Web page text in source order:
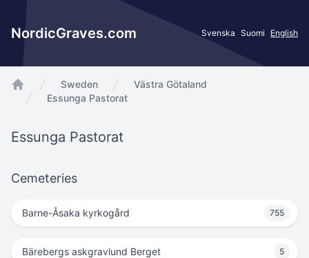
NordicGraves.com Svenska Suomi English
app.Start
Sweden
Västra Götaland
Essunga Pastorat
Essunga Pastorat
Cemeteries
Barne-Åsaka kyrkogård 755
Bärebergs askgravlund Berget 5